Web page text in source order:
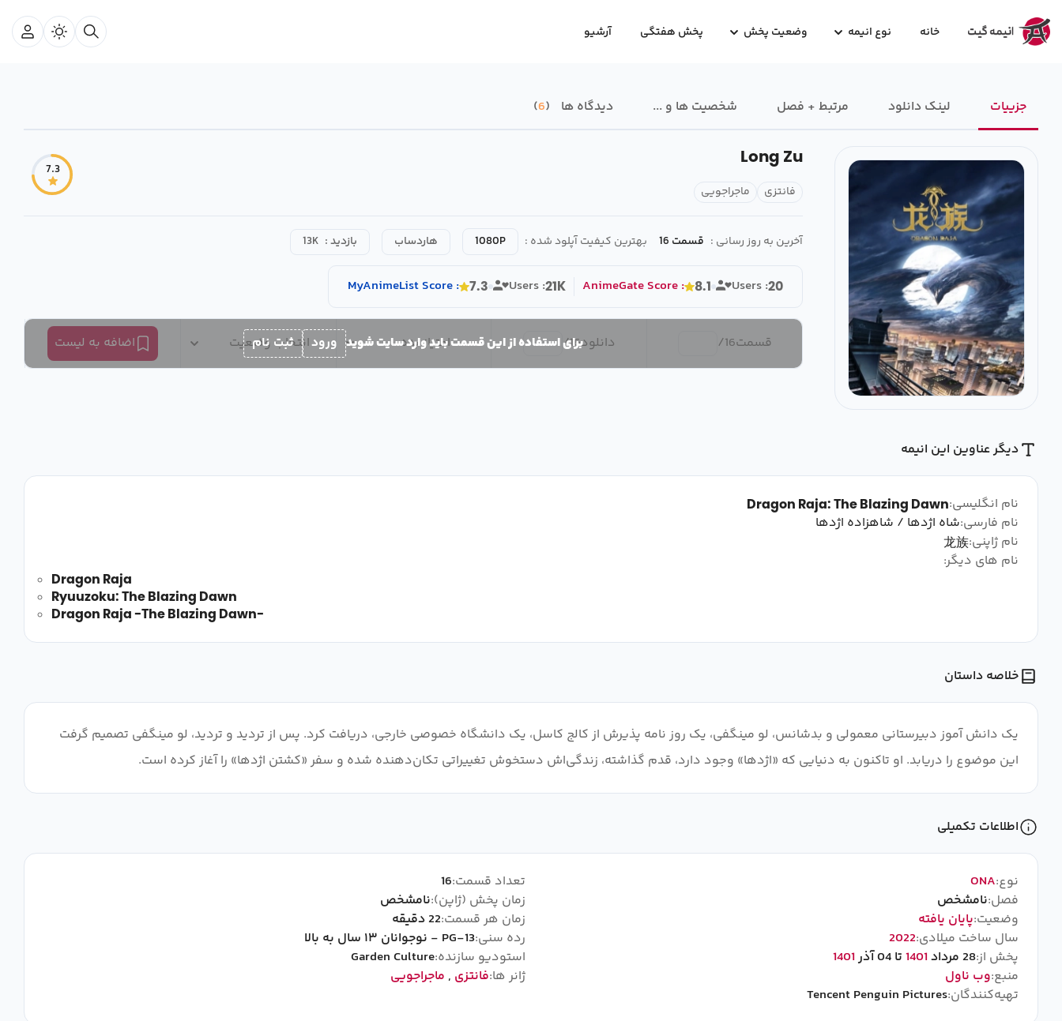
خانه نوع انیمه وضعیت پخش پخش هفتگی آرشیو
جزییات لینک دانلود مرتبط + فصل شخصیت ها و ... دیدگاه ها 6
Long Zu
فانتزی ماجراجویی
7.3
آخرین به روز رسانی : قسمت 16 بهترین کیفیت آپلود شده : 1080P هاردساب بازدید : 13K
MyAnimeListScore : 7.3 Users :21K AnimeGateScore : 8.1 Users :20
قسمت16
/ دانلود16
/ امتیاز بده انتخاب وضعیت اضافه به لیست برای استفاده از این قسمت باید وارد سایت شوید ورود ثبت نام
دیگر عناوین این انیمه
نام انگلیسی:Dragon Raja: The Blazing Dawn
نام فارسی:شاه اژدها / شاهزاده اژدها
نام ژاپنی:龙族
نام های دیگر:
Dragon Raja
Ryuuzoku: The Blazing Dawn
Dragon Raja -The Blazing Dawn-
خلاصه داستان
یک دانش آموز دبیرستانی معمولی و بدشانس، لو مینگفی، یک روز نامه پذیرش از کالج کاسل، یک دانشگاه خصوصی خارجی، دریافت کرد. پس از تردید و تردید، لو مینگفی تصمیم گرفت
این موضوع را دریابد. او تاکنون به دنیایی که «اژدها» وجود دارد، قدم گذاشته، زندگی‌اش دستخوش تغییراتی تکان‌دهنده شده و سفر «کشتن اژدها» را آغاز کرده است.
اطلاعات تکمیلی
نوع:ONA
فصل:نامشخص
وضعیت:پایان یافته
سال ساخت میلادی:2022
پخش از:28 مرداد 1401 تا 04 آذر
1401
منبع:وب ناول
تهیه‌کنندگان:Tencent Penguin Pictures
تعداد قسمت:16
زمان پخش (ژاپن):نامشخص
زمان هر قسمت:22 دقیقه
رده سنی:PG-13 - نوجوانان ۱۳ سال به بالا
استودیو سازنده:Garden Culture
ژانر ها:فانتزی , ماجراجویی